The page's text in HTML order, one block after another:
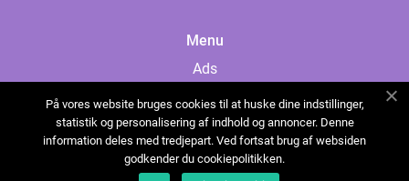
Menu
Ads
Cookies
Contact
Sitemap
På vores website bruges cookies til at huske dine indstillinger,
statistik og personalisering af indhold og annoncer. Denne
information deles med tredjepart. Ved fortsat brug af websiden
godkender du cookiepolitikken.